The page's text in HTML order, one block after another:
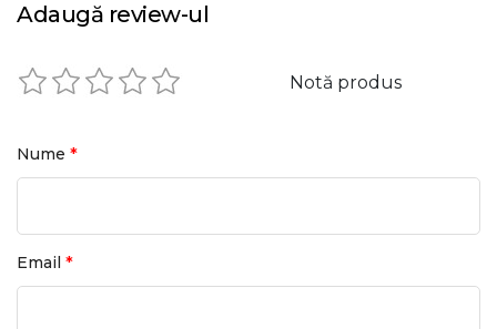
Adaugă review-ul
Notă produs
Nume *
Email *